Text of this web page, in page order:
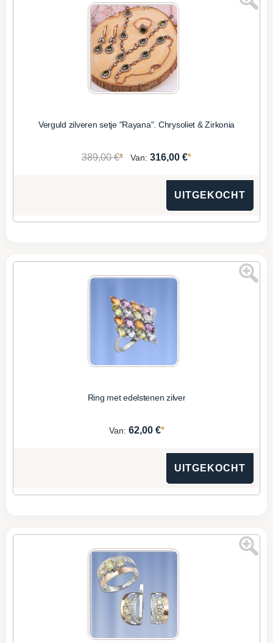
Verguld zilveren setje "Rayana". Chrysoliet & Zirkonia
389,00 €* Van: 316,00 €*
UITGEKOCHT
Ring met edelstenen zilver
Van: 62,00 €*
UITGEKOCHT